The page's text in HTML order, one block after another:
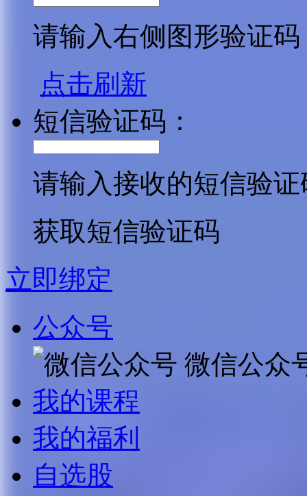
请输入右侧图形验证码
点击刷新
短信验证码：
请输入接收的短信验证
获取短信验证码
立即绑定
公众号
微信公众
我的课程
我的福利
自选股